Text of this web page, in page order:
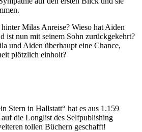
Milas Anreise? Wieso hat Aiden
ist nun mit seinem Sohn zurückgekehrt?
und Aiden überhaupt eine Chance,
plötzlich einholt?
Stern in Hallstatt“ hat es aus 1.159
die Longlist des Selfpublishing
tollen Büchern geschafft!